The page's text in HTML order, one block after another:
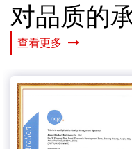
对品质的
查看更多